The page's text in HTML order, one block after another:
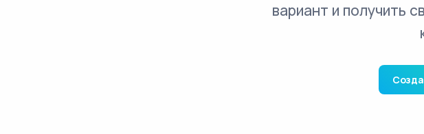
вариант и получить